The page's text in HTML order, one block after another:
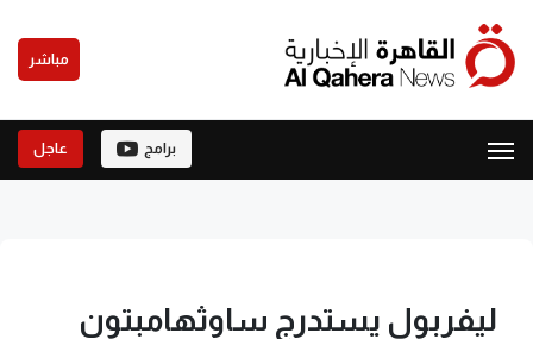
مباشر
برامج عاجل
ليفربول يستدرج ساوثهامبتون